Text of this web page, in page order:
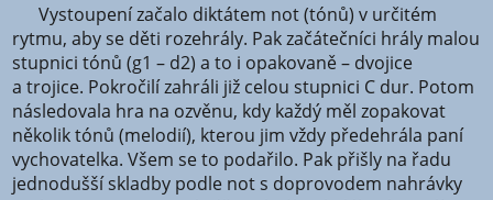
Vystoupení začalo diktátem not (tónů) v určitém
rytmu, aby se děti rozehrály. Pak začátečníci hrály malou
stupnici tónů (g1 – d2) a to i opakovaně – dvojice
a trojice. Pokročilí zahráli již celou stupnici C dur. Potom
následovala hra na ozvěnu, kdy každý měl zopakovat
několik tónů (melodií), kterou jim vždy předehrála paní
vychovatelka. Všem se to podařilo. Pak přišly na řadu
jednodušší skladby podle not s doprovodem nahrávky